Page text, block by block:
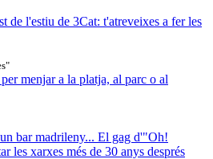
de l'estiu de 3Cat: t'atreveixes a fer les
menjar a la platja, al parc o al
bar madrileny... El gag d'"Oh!
les xarxes més de 30 anys després